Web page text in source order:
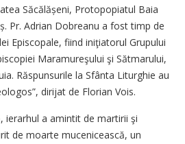
Săcălășeni, Protopopiatul Baia
Pr. Adrian Dobreanu a fost timp de
Episcopale, fiind iniţiatorul Grupului
Maramureşului şi Sătmarului,
Răspunsurile la Sfânta Liturghie au
dirijat de Florian Vois.
ierarhul a amintit de martirii şi
de moarte mucenicească, un